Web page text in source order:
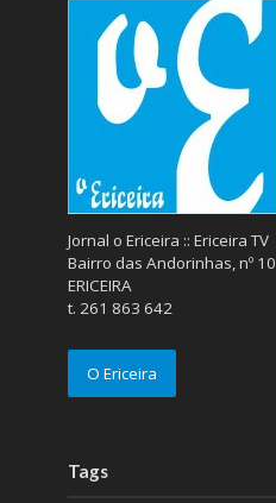
Jornal o Ericeira :: Ericeira TV
Bairro das Andorinhas, nº 10
ERICEIRA
t. 261 863 642
O Ericeira
Tags